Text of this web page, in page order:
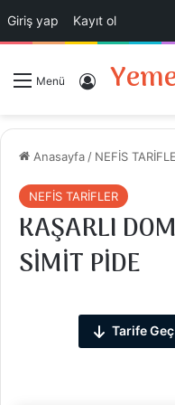
Giriş yap Kayıt ol
Menü Giriş Yap
Anasayfa / NEFİS
NEFİS TARİFLER
KAŞARLI
SİMİT PİDE
Tarife Geç